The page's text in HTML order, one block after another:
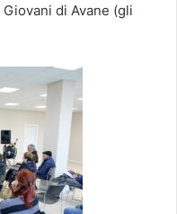
di Avane (gli